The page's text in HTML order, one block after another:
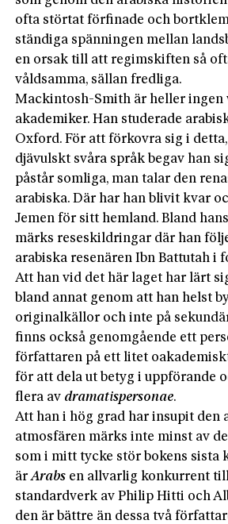
ofta störtat förfinade och
ständiga spänningen mellan
en orsak till att regimskiften så
våldsamma, sällan fredliga.
Mackintosh-Smith är heller ingen
akademiker. Han studerade
Oxford. För att förkovra sig i detta,
djävulskt svåra språk begav han
påstår somliga, man talar den
arabiska. Där har han blivit kvar
Jemen för sitt hemland. Bland
märks reseskildringar där han
arabiska resenären Ibn Battutah i
Att han vid det här laget har lärt
bland annat genom att han helst
originalkällor och inte på
finns också genomgående ett
författaren på ett litet
för att dela ut betyg i uppförande
flera av dramatispersonae.
Att han i hög grad har insupit den
atmosfären märks inte minst av
som i mitt tycke stör bokens sista
ärArabs en allvarlig konkurrent
standardverk av Philip Hitti och
den är bättre än dessa två